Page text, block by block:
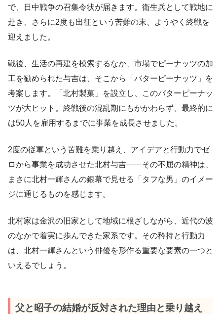
で、日中戦争の召集令状が届きます。衛生兵として戦地に
赴き、さらに2度も出征という苦難の末、ようやく終戦を
迎えました。
戦後、生活の再建を模索するなか、市場でピーナッツの加
工を勧められた与吉は、そこから「バターピーナッツ」を
考案します。「北村製菓」を設立し、このバターピーナッ
ツが大ヒット。終戦後の混乱期にもかかわらず、最終的に
は50人を雇用するまでに事業を成長させました。
2度の従軍という苦難を乗り越え、アイデアと行動力でゼ
ロから事業を成功させた北村与吉——その不屈の精神は、
まさに北村一輝さんの銀幕で見せる「タフな男」のイメー
ジに通じるものを感じます。
北村家は金沢の旧家として地域に根ざしながら、近代の波
のなかで着実に歩んできた家系です。その矜持と行動力
は、北村一輝さんという俳優を形作る重要な要素の一つと
いえるでしょう。
父と昭子の結婚が反対された理由と乗り越え